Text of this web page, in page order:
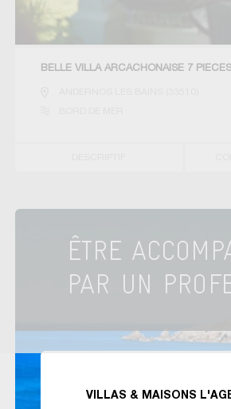
BELLE VILLA ARCACHONAISE 7
VILLAS & MAISONS